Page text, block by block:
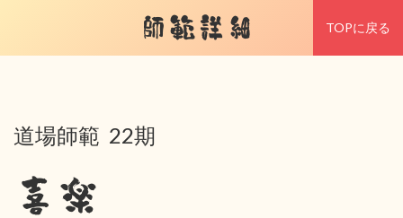
師範詳細 TOPに戻る
道場師範 22期
喜楽